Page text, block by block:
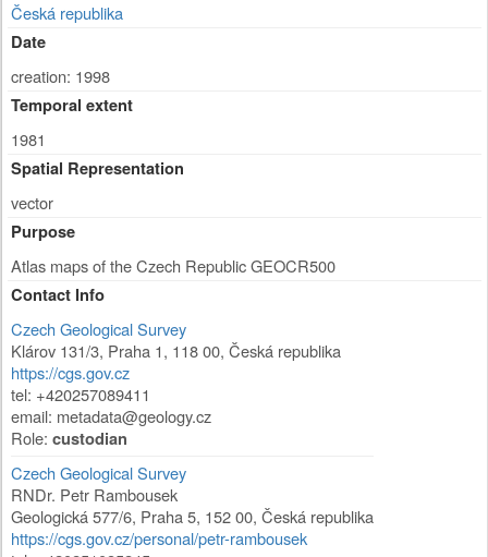
Česká republika
Date
creation: 1998
Temporal extent
1981
Spatial Representation
vector
Purpose
Atlas maps of the Czech Republic GEOCR500
Contact Info
Czech Geological Survey
Klárov 131/3, Praha 1, 118 00, Česká republika
https://cgs.gov.cz
tel: +420257089411
email: metadata@geology.cz
Role: custodian
Czech Geological Survey
RNDr. Petr Rambousek
Geologická 577/6, Praha 5, 152 00, Česká republika
https://cgs.gov.cz/personal/petr-rambousek